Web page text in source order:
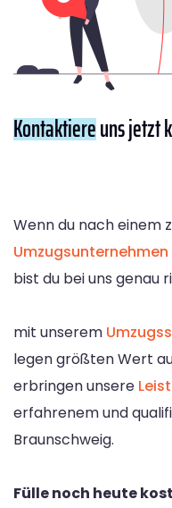
Kontaktiereuns jetzt
Wenn du nach einem
bist du bei uns genau
mit unserem
legen größten Wert
erbringen unsere
erfahrenem und
Braunschweig.
Fülle noch heute